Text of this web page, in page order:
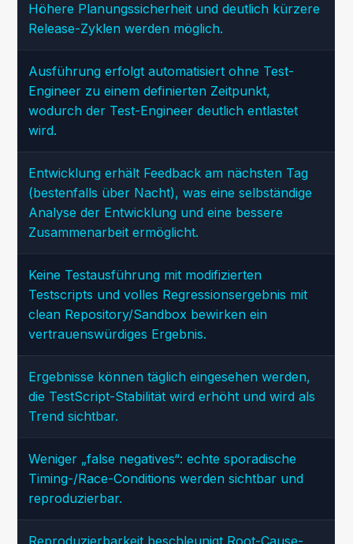
Höhere Planungssicherheit und deutlich kürzere
Release-Zyklen werden möglich.
Ausführung erfolgt automatisiert ohne Test-
Engineer zu einem definierten Zeitpunkt,
wodurch der Test-Engineer deutlich entlastet
wird.
Entwicklung erhält Feedback am nächsten Tag
(bestenfalls über Nacht), was eine selbständige
Analyse der Entwicklung und eine bessere
Zusammenarbeit ermöglicht.
Keine Testausführung mit modifizierten
Testscripts und volles Regressionsergebnis mit
clean Repository/Sandbox bewirken ein
vertrauenswürdiges Ergebnis.
Ergebnisse können täglich eingesehen werden,
die TestScript-Stabilität wird erhöht und wird als
Trend sichtbar.
Weniger „false negatives“: echte sporadische
Timing-/Race-Conditions werden sichtbar und
reproduzierbar.
Reproduzierbarkeit beschleunigt Root-Cause-